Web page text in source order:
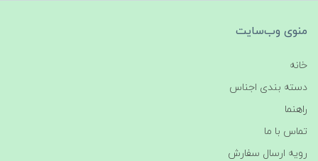
منوی وب‌سایت
خانه
دسته بندی اجناس
راهنما
تماس با ما
رویه ارسال سفارش